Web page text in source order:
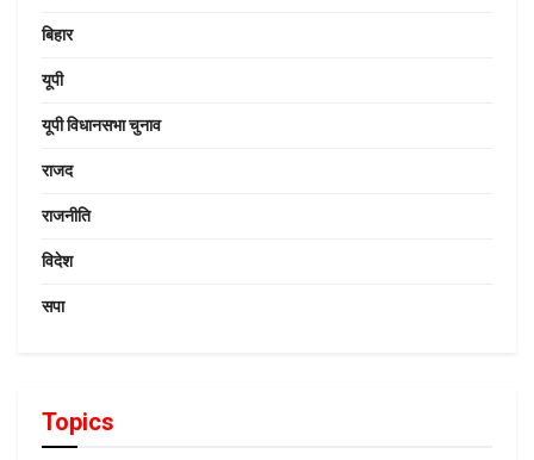
बिहार
यूपी
यूपी विधानसभा चुनाव
राजद
राजनीति
विदेश
सपा
Topics